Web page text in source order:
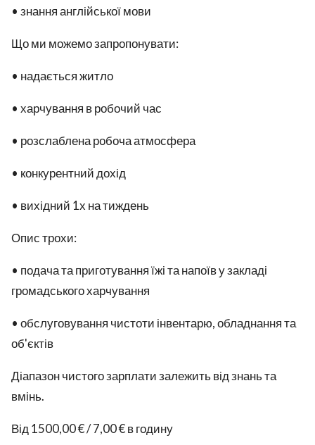
• знання англійської мови
Що ми можемо запропонувати:
• надається житло
• харчування в робочий час
• розслаблена робоча атмосфера
• конкурентний дохід
• вихідний 1х на тиждень
Опис трохи:
• подача та приготування їжі та напоїв у закладі
громадського харчування
• обслуговування чистоти інвентарю, обладнання та
об'єктів
Діапазон чистого зарплати залежить від знань та
вмінь.
Від 1500,00 € / 7,00 € в годину